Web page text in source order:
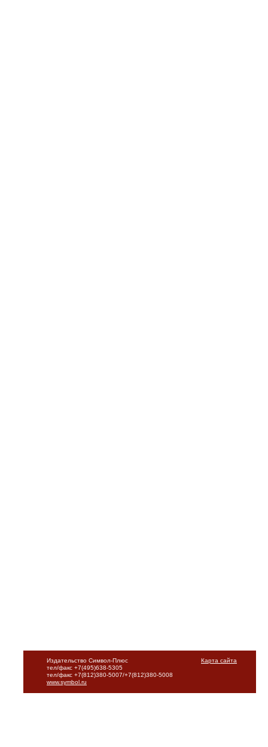
Карта сайта
Издательство Символ-Плюс
тел/факс +7(495)638-5305
тел/факс +7(812)380-5007/+7(812)380-5008
www.symbol.ru